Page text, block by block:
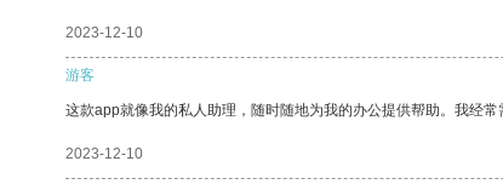
2023-12-10
游客
这款app就像我的私人助理，随时随地为我的办公提供帮助。我经
2023-12-10